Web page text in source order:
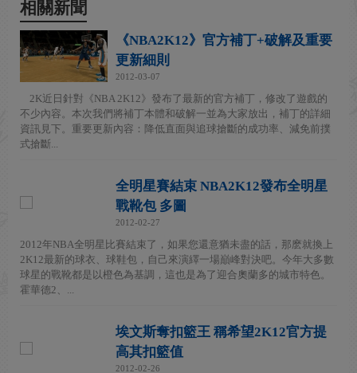
相關新聞
《NBA2K12》官方補丁+破解及重要
更新細則
2012-03-07
2K近日針對《NBA 2K12》發布了最新的官方補丁，修改了遊戲的
不少內容。本次我們將補丁本體和破解一並為大家放出，補丁的詳細
資訊見下。重要更新內容：降低直面與追球搶斷的成功率、減免前撲
式搶斷...
全明星賽結束 NBA2K12發布全明星
戰靴包 多圖
2012-02-27
2012年NBA全明星比賽結束了，如果您還意猶未盡的話，那麽就換上
2K12最新的球衣、球鞋包，自己來演繹一場巔峰對決吧。今年大多數
球星的戰靴都是以橙色為基調，這也是為了迎合奧蘭多的城市特色。
霍華德2、...
埃文斯奪扣籃王 稱希望2K12官方提
高其扣籃值
2012-02-26